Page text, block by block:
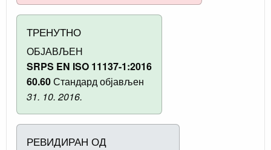
ТРЕНУТНО
ОБЈАВЉЕН
SRPS EN ISO 11137-1:2016
60.60Стандард објављен
31. 10. 2016.
РЕВИДИРАН ОД